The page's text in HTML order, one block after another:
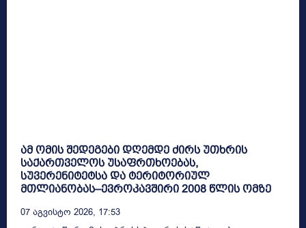
ამ ომის შედეგები დღემდე ძირს უთხრის
საქართველოს უსაფრთხოებას,
სუვერენიტეტსა და ტერიტორიულ
მთლიანობას–ევროკავშირი 2008 წლის ომზე
07 Აგვისტო 2026, 17:53